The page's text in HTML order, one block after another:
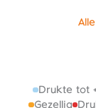
Drukte tot
Gezellig